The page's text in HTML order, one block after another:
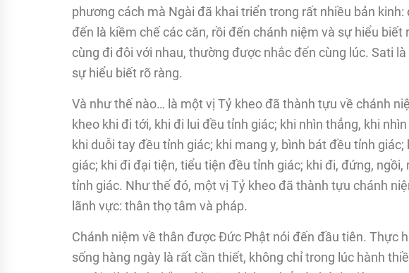
phương cách mà Ngài đã khai triển trong rất nhiều bản
đến là kiềm chế các căn, rồi đến chánh niệm và sự hiểu
cùng đi đôi với nhau, thường được nhắc đến cùng lúc. Sati
sự hiểu biết rõ ràng.
Và như thế nào… là một vị Tỷ kheo đã thành tựu về chánh
kheo khi đi tới, khi đi lui đều tỉnh giác; khi nhìn thẳng, khi
khi duỗi tay đều tỉnh giác; khi mang y, bình bát đều tỉnh
giác; khi đi đại tiện, tiểu tiện đều tỉnh giác; khi đi, đứng,
tỉnh giác. Như thế đó, một vị Tỷ kheo đã thành tựu chánh
lãnh vực: thân thọ tâm và pháp.
Chánh niệm về thân được Đức Phật nói đến đầu tiên. Thực
sống hàng ngày là rất cần thiết, không chỉ trong lúc hành